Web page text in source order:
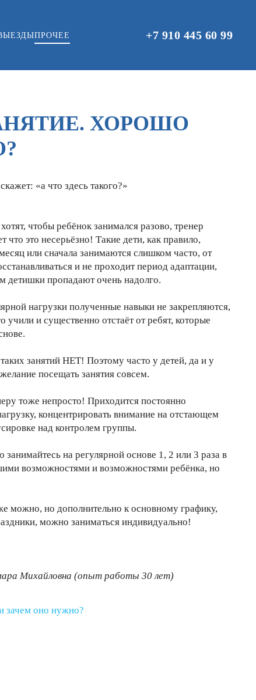
ПРОЧЕЕ +7 910 445 60 99
ХОРОШО
«а что здесь такого?»
чтобы ребёнок занимался разово, тренер
что это несерьёзно! Такие дети, как правило,
или сначала занимаются слишком часто, от
и не проходит период адаптации,
детишки пропадают очень надолго.
нагрузки полученные навыки не закрепляются,
учили и существенно отстаёт от ребят, которые
таких занятий НЕТ! Поэтому часто у детей, да и у
посещать занятия совсем.
тоже непросто! Приходится постоянно
концентрировать внимание на отстающем
над контролем группы.
на регулярной основе 1, 2 или 3 раза в
возможностями и возможностями ребёнка, но
можно, но дополнительно к основному графику,
можно заниматься индивидуально!
Михайловна (опыт работы 30 лет)
зачем оно нужно?